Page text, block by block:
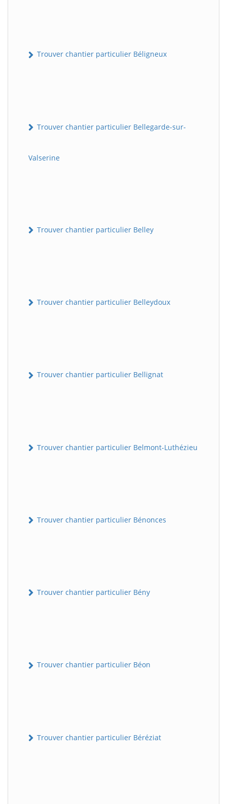
Trouver chantier particulier Béligneux
Trouver chantier particulier Bellegarde-sur-
Valserine
Trouver chantier particulier Belley
Trouver chantier particulier Belleydoux
Trouver chantier particulier Bellignat
Trouver chantier particulier Belmont-Luthézieu
Trouver chantier particulier Bénonces
Trouver chantier particulier Bény
Trouver chantier particulier Béon
Trouver chantier particulier Béréziat